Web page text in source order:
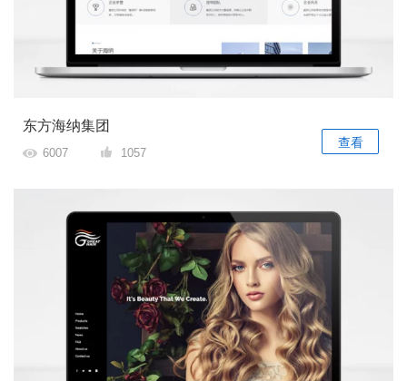
东方海纳集团
6007 1057
查看